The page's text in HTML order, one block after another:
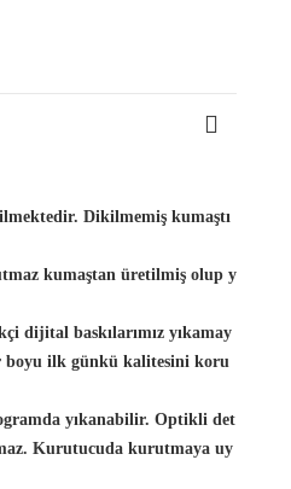
Dikilmemiş kumaştı
kumaştan üretilmiş olup y
dijital baskılarımız yıkamay
boyu ilk günkü kalitesini koru
yıkanabilir. Optikli det
Kurutucuda kurutmaya uy